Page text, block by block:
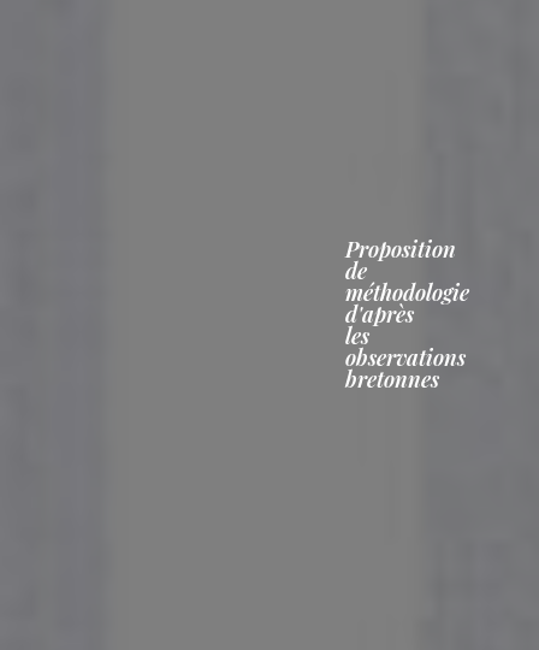
Proposition
de
méthodologie
d'après
les
observations
bretonnes